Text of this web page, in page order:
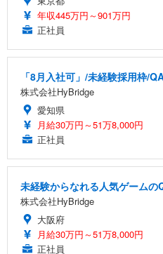
年収445万円～901万円
正社員
「8月入社可」/未経験採用枠/
株式会社HyBridge
愛知県
月給30万円～51万8,000円
正社員
未経験からなれる人気ゲーム
株式会社HyBridge
大阪府
月給30万円～51万8,000円
正社員